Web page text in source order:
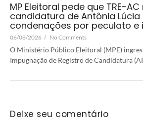
MP Eleitoral pede que TRE-
candidatura de Antônia
condenações por peculato e
06/08/2026 / No Comments
O Ministério Público Eleitoral (MPE)
Impugnação de Registro de Candidatura
Deixe seu comentário